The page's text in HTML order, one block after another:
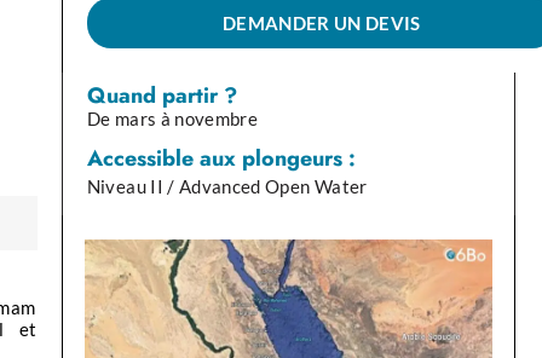
et
DEMANDER UN DEVIS
Quand partir ?
De mars à novembre
Accessible aux plongeurs :
Niveau II / Advanced Open Water